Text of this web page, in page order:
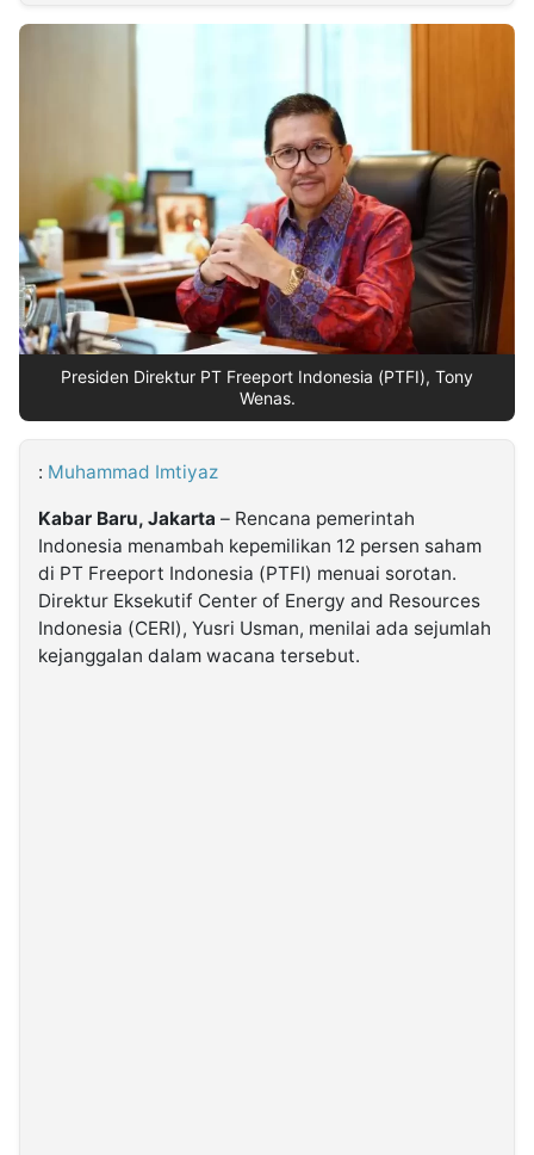
INDONESIA
Time
Jogja
Rakyat
News
Notice
Dinamikapost.com
Baru
Seedbacklink
Follow
Kabarbaru
Kabarbaru.co
2026
Presiden Direktur PT Freeport Indonesia (PTFI), Tony
Wenas.
: Muhammad Imtiyaz
Kabar Baru, Jakarta – Rencana pemerintah
Indonesia menambah kepemilikan 12 persen saham
di PT Freeport Indonesia (PTFI) menuai sorotan.
Direktur Eksekutif Center of Energy and Resources
Indonesia (CERI), Yusri Usman, menilai ada sejumlah
kejanggalan dalam wacana tersebut.